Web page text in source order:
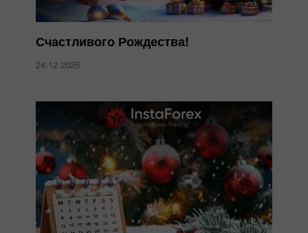
Счастливого Рождества!
24.12.2025